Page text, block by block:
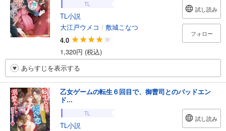
TL
TL小説
大江戸ウメコ / 敷城こなつ
4.0
1,320円 (税込)
試し読み
フォロー
あらすじを表示する
乙女ゲームの転生６回目で、御曹司とのバッドエン
ド...
TL
TL小説
試し読み